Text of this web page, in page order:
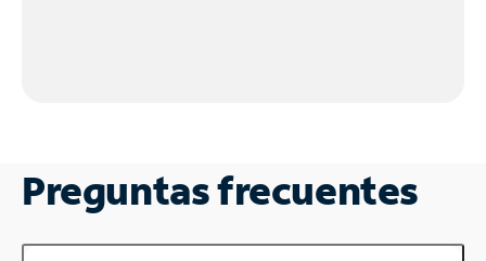
Preguntas frecuentes